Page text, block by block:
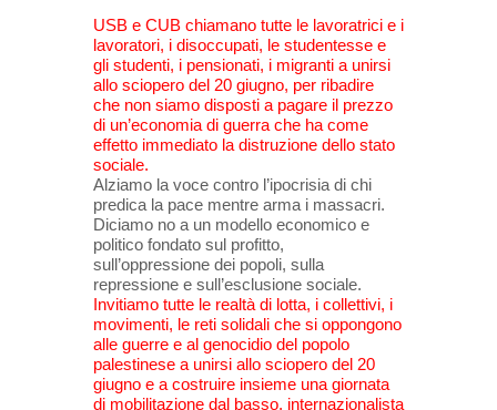
USB e CUB chiamano tutte le lavoratrici e i
lavoratori, i disoccupati, le studentesse e
gli studenti, i pensionati, i migranti a unirsi
allo sciopero del 20 giugno, per ribadire
che non siamo disposti a pagare il prezzo
di un’economia di guerra che ha come
effetto immediato la distruzione dello stato
sociale.
Alziamo la voce contro l’ipocrisia di chi
predica la pace mentre arma i massacri.
Diciamo no a un modello economico e
politico fondato sul profitto,
sull’oppressione dei popoli, sulla
repressione e sull’esclusione sociale.
Invitiamo tutte le realtà di lotta, i collettivi, i
movimenti, le reti solidali che si oppongono
alle guerre e al genocidio del popolo
palestinese a unirsi allo sciopero del 20
giugno e a costruire insieme una giornata
di mobilitazione dal basso, internazionalista